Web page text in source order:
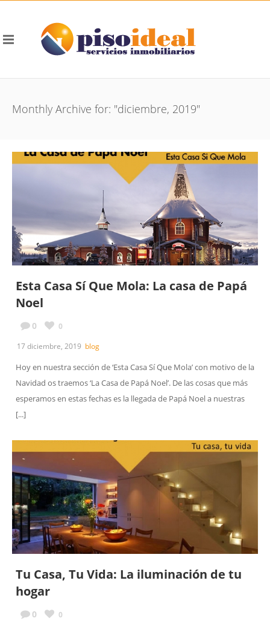
Monthly Archive for: "diciembre, 2019"
Esta Casa Sí Que Mola: La casa de Papá
Noel
0
0
17 diciembre, 2019 blog
Hoy en nuestra sección de ‘Esta Casa Sí Que Mola’ con motivo de la
Navidad os traemos ‘La Casa de Papá Noel’. De las cosas que más
esperamos en estas fechas es la llegada de Papá Noel a nuestras
[...]
Tu Casa, Tu Vida: La iluminación de tu
hogar
0
0